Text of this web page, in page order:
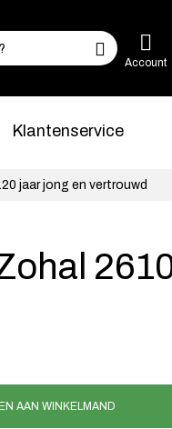
Account
Klantenservice
jaar jong en vertrouwd
AAN WINKELMAND